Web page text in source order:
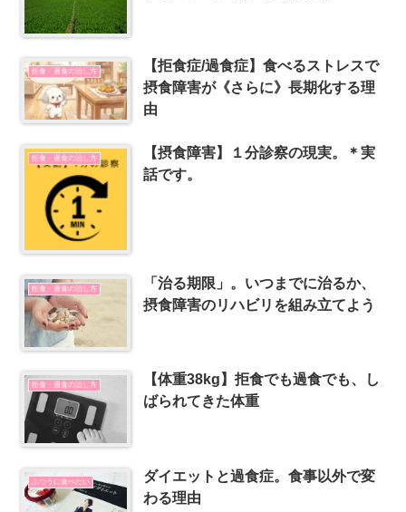
拒食・過食の治し方
【拒食症/過食症】食べるストレスで
摂食障害が《さらに》長期化する理
由
拒食・過食の治し方
【摂食障害】１分診察の現実。＊実
話です。
拒食・過食の治し方
「治る期限」。いつまでに治るか、
摂食障害のリハビリを組み立てよう
拒食・過食の治し方
【体重38kg】拒食でも過食でも、し
ばられてきた体重
ふつうに食べたい
ダイエットと過食症。食事以外で変
わる理由